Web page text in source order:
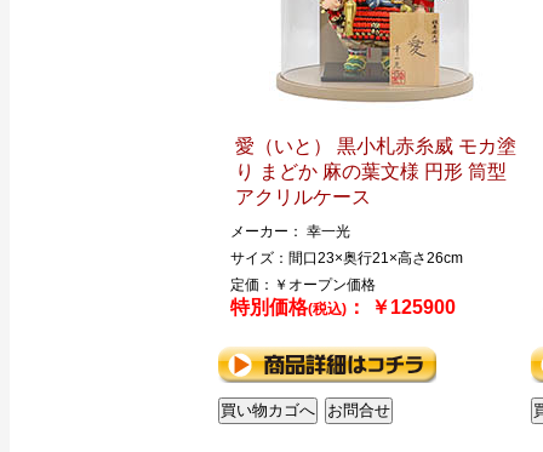
愛（いと） 黒小札赤糸威 モカ塗
り まどか 麻の葉文様 円形 筒型
アクリルケース
メーカー： 幸一光
サイズ：間口23×奥行21×高さ26cm
定価：￥オープン価格
特別価格(税込)： ￥125900